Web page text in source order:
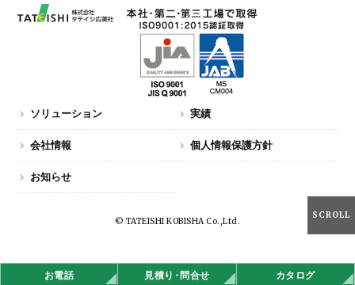
SCROLL
お電話 見積り・ 問合せ カタログ
ソリューション 実績
会社情報 個人情報保護方針
お知らせ
© TATEISHI KOBISHA Co.,Ltd.